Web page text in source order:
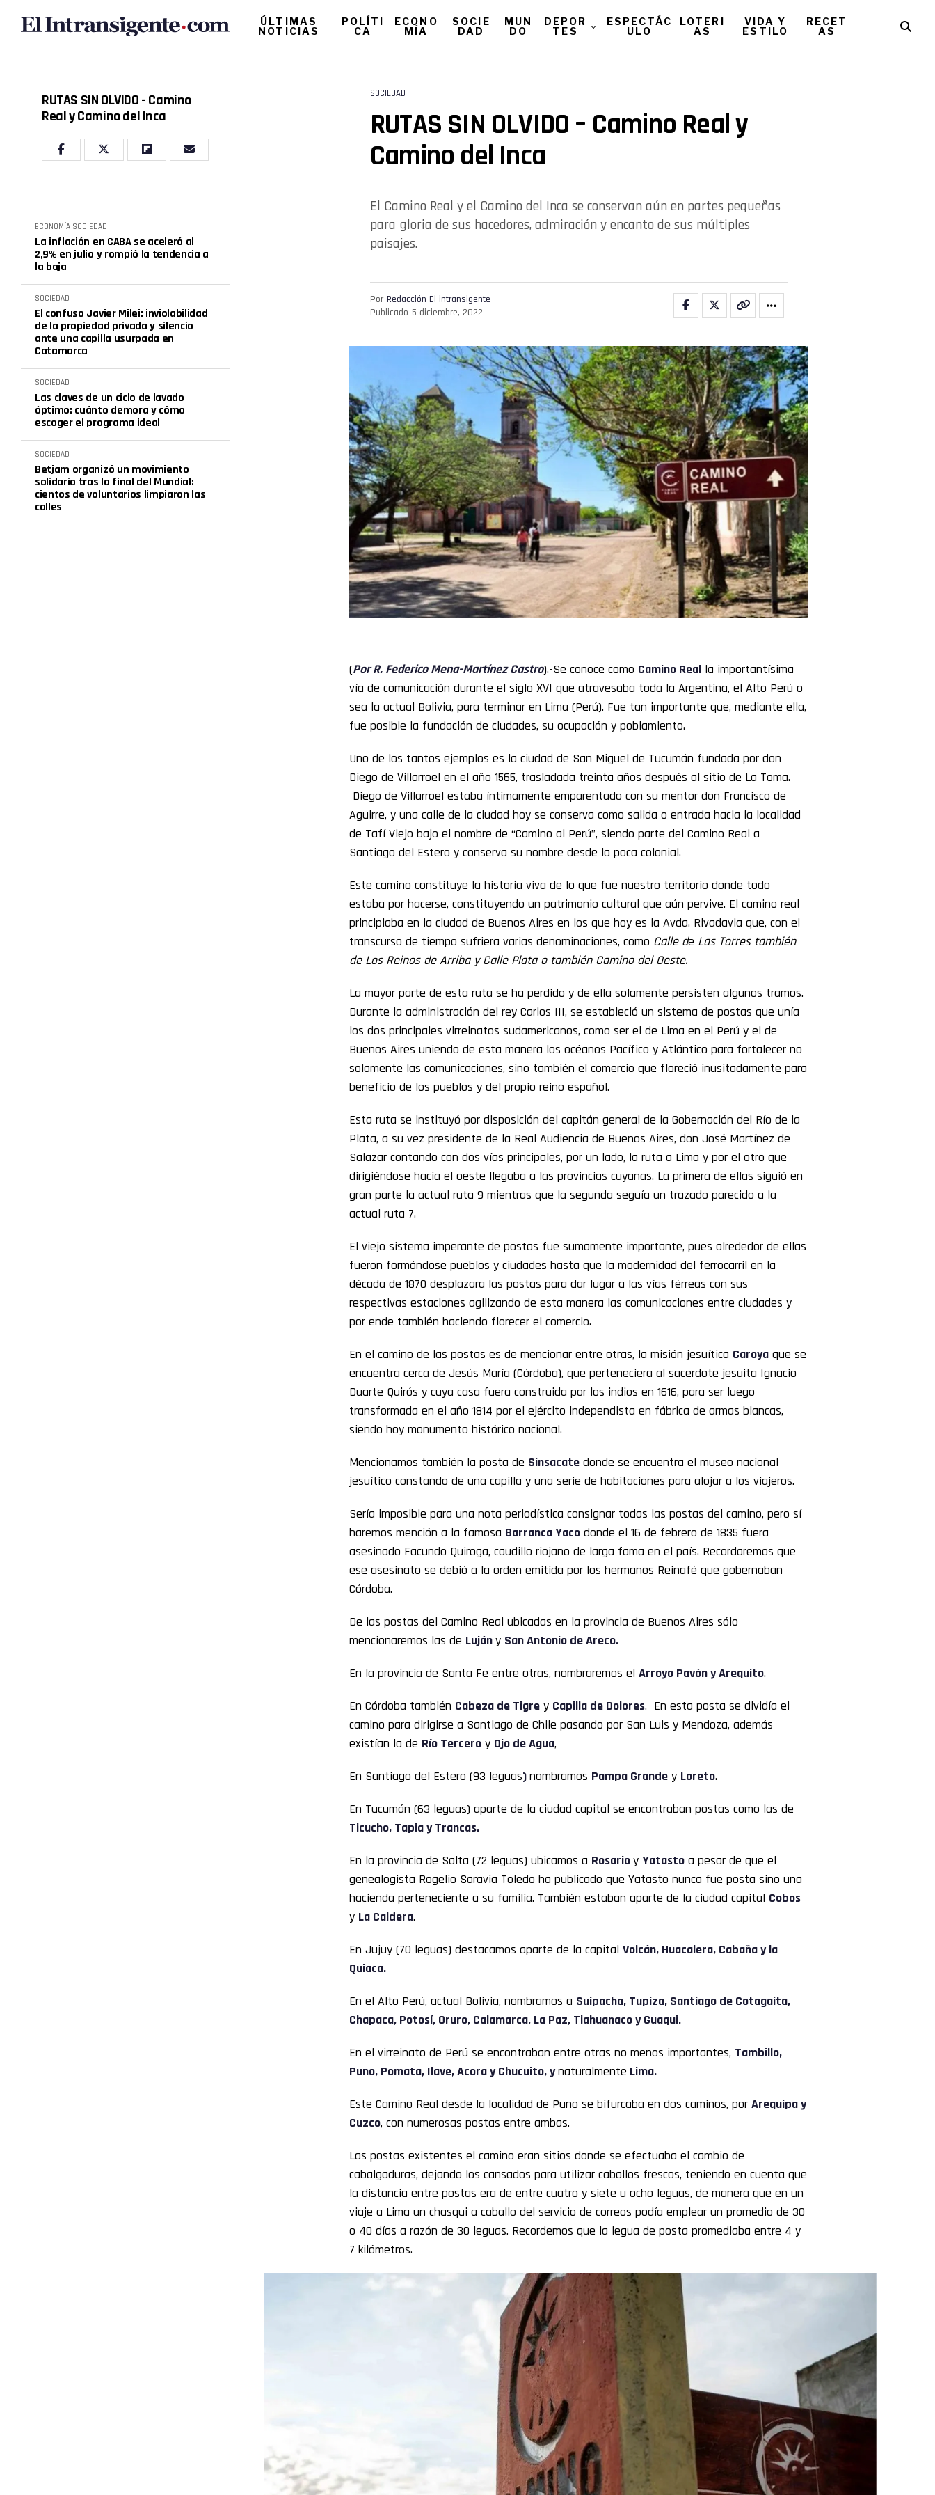
ÚLTIMAS
NOTICIAS
POLÍTI
CA
ECONO
MÍA
SOCIE
DAD
MUN
DO
DEPOR
TES
ESPECTÁC
ULO
LOTERI
AS
VIDA Y
ESTILO
RECET
AS
RUTAS SIN OLVIDO - Camino
Real y Camino del Inca
ECONOMÍA SOCIEDAD
La inflación en CABA se aceleró al
2,9% en julio y rompió la tendencia a
la baja
SOCIEDAD
El confuso Javier Milei: inviolabilidad
de la propiedad privada y silencio
ante una capilla usurpada en
Catamarca
SOCIEDAD
Las claves de un ciclo de lavado
óptimo: cuánto demora y cómo
escoger el programa ideal
SOCIEDAD
Betjam organizó un movimiento
solidario tras la final del Mundial:
cientos de voluntarios limpiaron las
calles
SOCIEDAD
RUTAS SIN OLVIDO – Camino Real y
Camino del Inca
El Camino Real y el Camino del Inca se conservan aún en partes pequeñas
para gloria de sus hacedores, admiración y encanto de sus múltiples
paisajes.
Por Redacción El intransigente
Publicado 5 diciembre, 2022
(Por R. Federico Mena-Martínez Castro).-Se conoce como Camino Real la importantísima
vía de comunicación durante el siglo XVI que atravesaba toda la Argentina, el Alto Perú o
sea la actual Bolivia, para terminar en Lima (Perú). Fue tan importante que, mediante ella,
fue posible la fundación de ciudades, su ocupación y poblamiento.
Uno de los tantos ejemplos es la ciudad de San Miguel de Tucumán fundada por don
Diego de Villarroel en el año 1565, trasladada treinta años después al sitio de La Toma.
Diego de Villarroel estaba íntimamente emparentado con su mentor don Francisco de
Aguirre, y una calle de la ciudad hoy se conserva como salida o entrada hacia la localidad
de Tafí Viejo bajo el nombre de “Camino al Perú”, siendo parte del Camino Real a
Santiago del Estero y conserva su nombre desde la poca colonial.
Este camino constituye la historia viva de lo que fue nuestro territorio donde todo
estaba por hacerse, constituyendo un patrimonio cultural que aún pervive. El camino real
principiaba en la ciudad de Buenos Aires en los que hoy es la Avda. Rivadavia que, con el
transcurso de tiempo sufriera varias denominaciones, como Calle de Las Torres también
de Los Reinos de Arriba y Calle Plata o también Camino del Oeste.
La mayor parte de esta ruta se ha perdido y de ella solamente persisten algunos tramos.
Durante la administración del rey Carlos III, se estableció un sistema de postas que unía
los dos principales virreinatos sudamericanos, como ser el de Lima en el Perú y el de
Buenos Aires uniendo de esta manera los océanos Pacífico y Atlántico para fortalecer no
solamente las comunicaciones, sino también el comercio que floreció inusitadamente para
beneficio de los pueblos y del propio reino español.
Esta ruta se instituyó por disposición del capitán general de la Gobernación del Río de la
Plata, a su vez presidente de la Real Audiencia de Buenos Aires, don José Martínez de
Salazar contando con dos vías principales, por un lado, la ruta a Lima y por el otro que
dirigiéndose hacia el oeste llegaba a las provincias cuyanas. La primera de ellas siguió en
gran parte la actual ruta 9 mientras que la segunda seguía un trazado parecido a la
actual ruta 7.
El viejo sistema imperante de postas fue sumamente importante, pues alrededor de ellas
fueron formándose pueblos y ciudades hasta que la modernidad del ferrocarril en la
década de 1870 desplazara las postas para dar lugar a las vías férreas con sus
respectivas estaciones agilizando de esta manera las comunicaciones entre ciudades y
por ende también haciendo florecer el comercio.
En el camino de las postas es de mencionar entre otras, la misión jesuítica Caroya que se
encuentra cerca de Jesús María (Córdoba), que perteneciera al sacerdote jesuita Ignacio
Duarte Quirós y cuya casa fuera construida por los indios en 1616, para ser luego
transformada en el año 1814 por el ejército independista en fábrica de armas blancas,
siendo hoy monumento histórico nacional.
Mencionamos también la posta de Sinsacate donde se encuentra el museo nacional
jesuítico constando de una capilla y una serie de habitaciones para alojar a los viajeros.
Sería imposible para una nota periodística consignar todas las postas del camino, pero sí
haremos mención a la famosa Barranca Yaco donde el 16 de febrero de 1835 fuera
asesinado Facundo Quiroga, caudillo riojano de larga fama en el país. Recordaremos que
ese asesinato se debió a la orden emitida por los hermanos Reinafé que gobernaban
Córdoba.
De las postas del Camino Real ubicadas en la provincia de Buenos Aires sólo
mencionaremos las de Lujány San Antonio de Areco.
En la provincia de Santa Fe entre otras, nombraremos el Arroyo Pavón y Arequito.
En Córdoba también Cabeza de Tigre y Capilla de Dolores. En esta posta se dividía el
camino para dirigirse a Santiago de Chile pasando por San Luis y Mendoza, además
existían la de Río Tercero y Ojo de Agua,
En Santiago del Estero (93 leguas)nombramos Pampa Grande y Loreto.
En Tucumán (63 leguas) aparte de la ciudad capital se encontraban postas como las de
Ticucho, Tapia y Trancas.
En la provincia de Salta (72 leguas) ubicamos a Rosarioy Yatasto a pesar de que el
genealogista Rogelio Saravia Toledo ha publicado que Yatasto nunca fue posta sino una
hacienda perteneciente a su familia. También estaban aparte de la ciudad capital Cobos
y La Caldera.
En Jujuy (70 leguas) destacamos aparte de la capital Volcán, Huacalera, Cabaña y la
Quiaca.
En el Alto Perú, actual Bolivia, nombramos a Suipacha, Tupiza, Santiago de Cotagaita,
Chapaca, Potosí, Oruro, Calamarca, La Paz, Tiahuanaco y Guaqui.
En el virreinato de Perú se encontraban entre otras no menos importantes, Tambillo,
Puno, Pomata, Ilave, Acora y Chucuito, ynaturalmente Lima.
Este Camino Real desde la localidad de Puno se bifurcaba en dos caminos, por Arequipa y
Cuzco, con numerosas postas entre ambas.
Las postas existentes el camino eran sitios donde se efectuaba el cambio de
cabalgaduras, dejando los cansados para utilizar caballos frescos, teniendo en cuenta que
la distancia entre postas era de entre cuatro y siete u ocho leguas, de manera que en un
viaje a Lima un chasqui a caballo del servicio de correos podía emplear un promedio de 30
o 40 días a razón de 30 leguas. Recordemos que la legua de posta promediaba entre 4 y
7 kilómetros.